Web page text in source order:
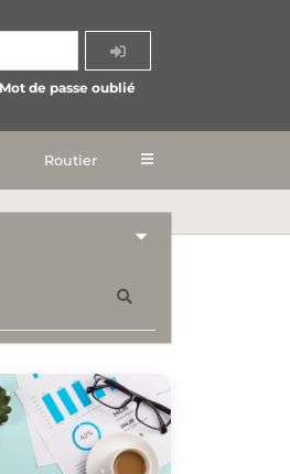
Mot de passe oublié
Routier